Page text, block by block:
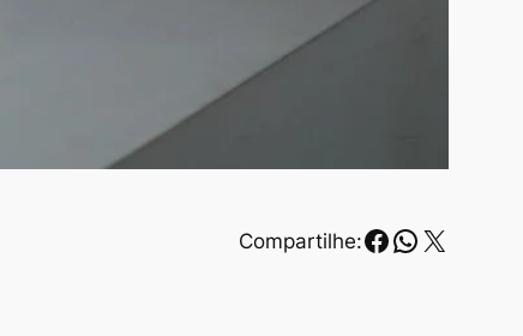
Compartilhe:Facebook
X